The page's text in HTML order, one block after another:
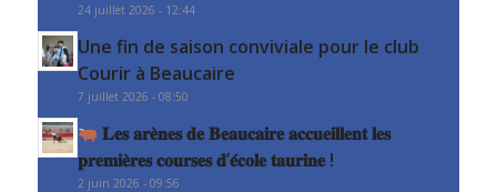
24 juillet 2026 - 12:44
Une fin de saison conviviale pour le club
Courir à Beaucaire
7 juillet 2026 - 08:50
𝐋𝐞𝐬 𝐚𝐫𝐞̀𝐧𝐞𝐬 𝐝𝐞 𝐁𝐞𝐚𝐮𝐜𝐚𝐢𝐫𝐞 𝐚𝐜𝐜𝐮𝐞𝐢𝐥𝐥𝐞𝐧𝐭 𝐥𝐞𝐬
𝐩𝐫𝐞𝐦𝐢𝐞̀𝐫𝐞𝐬 𝐜𝐨𝐮𝐫𝐬𝐞𝐬 𝐝’𝐞́𝐜𝐨𝐥𝐞 𝐭𝐚𝐮𝐫𝐢𝐧𝐞 !
2 juin 2026 - 09:56